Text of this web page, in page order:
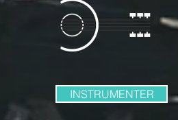
INSTRUMENTER